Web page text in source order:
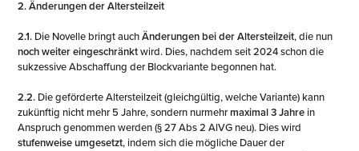
2. Änderungen der Altersteilzeit
2.1. Die Novelle bringt auchÄnderungen bei der Altersteilzeit, die nun
noch weiter eingeschränktwird. Dies, nachdem seit 2024 schon die
sukzessive Abschaffung der Blockvariante begonnen hat.
2.2. Die geförderte Altersteilzeit (gleichgültig, welche Variante) kann
zukünftig nicht mehr 5 Jahre, sondern nurmehrmaximal 3 Jahrein
Anspruch genommen werden (§ 27 Abs 2 AlVG neu). Dies wird
stufenweise umgesetzt, indem sich die mögliche Dauer der